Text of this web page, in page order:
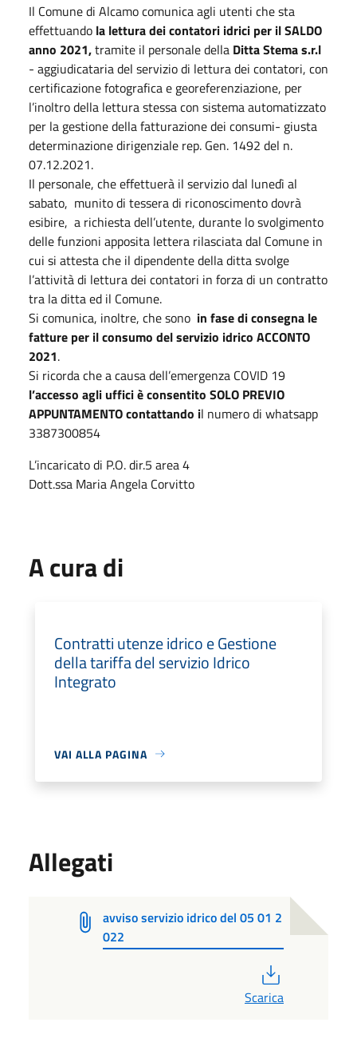
Il Comune di Alcamo comunica agli utenti che sta
effettuando la lettura dei contatori idrici per il SALDO
anno 2021,tramite il personale della Ditta Stema s.r.l
- aggiudicataria del servizio di lettura dei contatori, con
certificazione fotografica e georeferenziazione, per
l’inoltro della lettura stessa con sistema automatizzato
per la gestione della fatturazione dei consumi- giusta
determinazione dirigenziale rep. Gen. 1492 del n.
07.12.2021.
Il personale, che effettuerà il servizio dal lunedì al
sabato, munito di tessera di riconoscimento dovrà
esibire, a richiesta dell’utente, durante lo svolgimento
delle funzioni apposita lettera rilasciata dal Comune in
cui si attesta che il dipendente della ditta svolge
l’attività di lettura dei contatori in forza di un contratto
tra la ditta ed il Comune.
Si comunica, inoltre, che sono in fase di consegna le
fatture per il consumo del servizio idrico ACCONTO
2021.
Si ricorda che a causa dell’emergenza COVID 19
l’accesso agli uffici è consentito SOLO PREVIO
APPUNTAMENTO contattando il numero di whatsapp
3387300854
L’incaricato di P.O. dir.5 area 4
Dott.ssa Maria Angela Corvitto
A cura di
Contratti utenze idrico e Gestione
della tariffa del servizio Idrico
Integrato
VAI ALLA PAGINA
Allegati
avviso servizio idrico del 05 01 2
022
Scarica